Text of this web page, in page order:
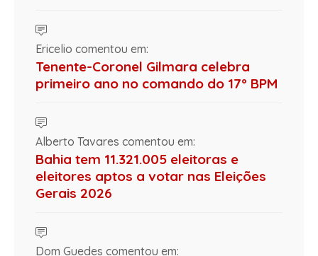
Ericelio comentou em:
Tenente-Coronel Gilmara celebra
primeiro ano no comando do 17º BPM
Alberto Tavares comentou em:
Bahia tem 11.321.005 eleitoras e
eleitores aptos a votar nas Eleições
Gerais 2026
Dom Guedes comentou em: